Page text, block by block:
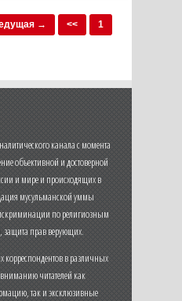
→ <<
1
канала с момента
объективной и достоверной
и мире и происходящих в
мусульманской уммы
по религиозным
прав верующих.
корреспондентов в различных
читателей как
так и эксклюзивные